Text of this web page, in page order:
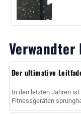
Verwandter
Der ultimative
In den letzten Jahren
Fitnessgeräten